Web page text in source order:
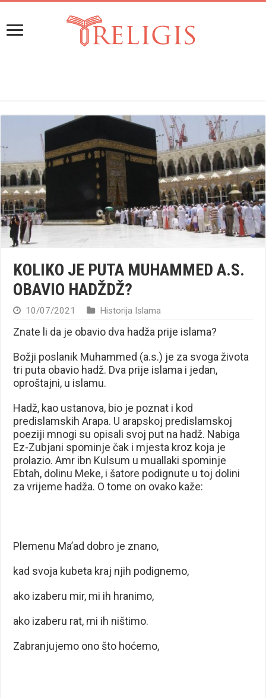
KOLIKO JE PUTA MUHAMMED A.S.
OBAVIO HADŽDŽ?
10/07/2021 Historija Islama
Znate li da je obavio dva hadža prije islama?
Božji poslanik Muhammed (a.s.) je za svoga života
tri puta obavio hadž. Dva prije islama i jedan,
oproštajni, u islamu.
Hadž, kao ustanova, bio je poznat i kod
predislamskih Arapa. U arapskoj predislamskoj
poeziji mnogi su opisali svoj put na hadž. Nabiga
Ez-Zubjani spominje čak i mjesta kroz koja je
prolazio. Amr ibn Kulsum u muallaki spominje
Ebtah, dolinu Meke, i šatore podignute u toj dolini
za vrijeme hadža. O tome on ovako kaže:
Plemenu Ma’ad dobro je znano,
kad svoja kubeta kraj njih podignemo,
ako izaberu mir, mi ih hranimo,
ako izaberu rat, mi ih ništimo.
Zabranjujemo ono što hoćemo,